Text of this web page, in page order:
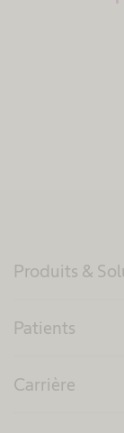
Produits &
Patients
Carrière